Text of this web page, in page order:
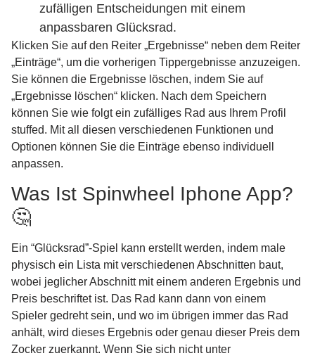
zufälligen Entscheidungen mit einem
anpassbaren Glücksrad.
Klicken Sie auf den Reiter „Ergebnisse“ neben dem Reiter
„Einträge“, um die vorherigen Tippergebnisse anzuzeigen.
Sie können die Ergebnisse löschen, indem Sie auf
„Ergebnisse löschen“ klicken. Nach dem Speichern
können Sie wie folgt ein zufälliges Rad aus Ihrem Profil
stuffed. Mit all diesen verschiedenen Funktionen und
Optionen können Sie die Einträge ebenso individuell
anpassen.
Was Ist Spinwheel Iphone App?
🤔
Ein “Glücksrad”-Spiel kann erstellt werden, indem male
physisch ein Lista mit verschiedenen Abschnitten baut,
wobei jeglicher Abschnitt mit einem anderen Ergebnis und
Preis beschriftet ist. Das Rad kann dann von einem
Spieler gedreht sein, und wo im übrigen immer das Rad
anhält, wird dieses Ergebnis oder genau dieser Preis dem
Zocker zuerkannt. Wenn Sie sich nicht unter